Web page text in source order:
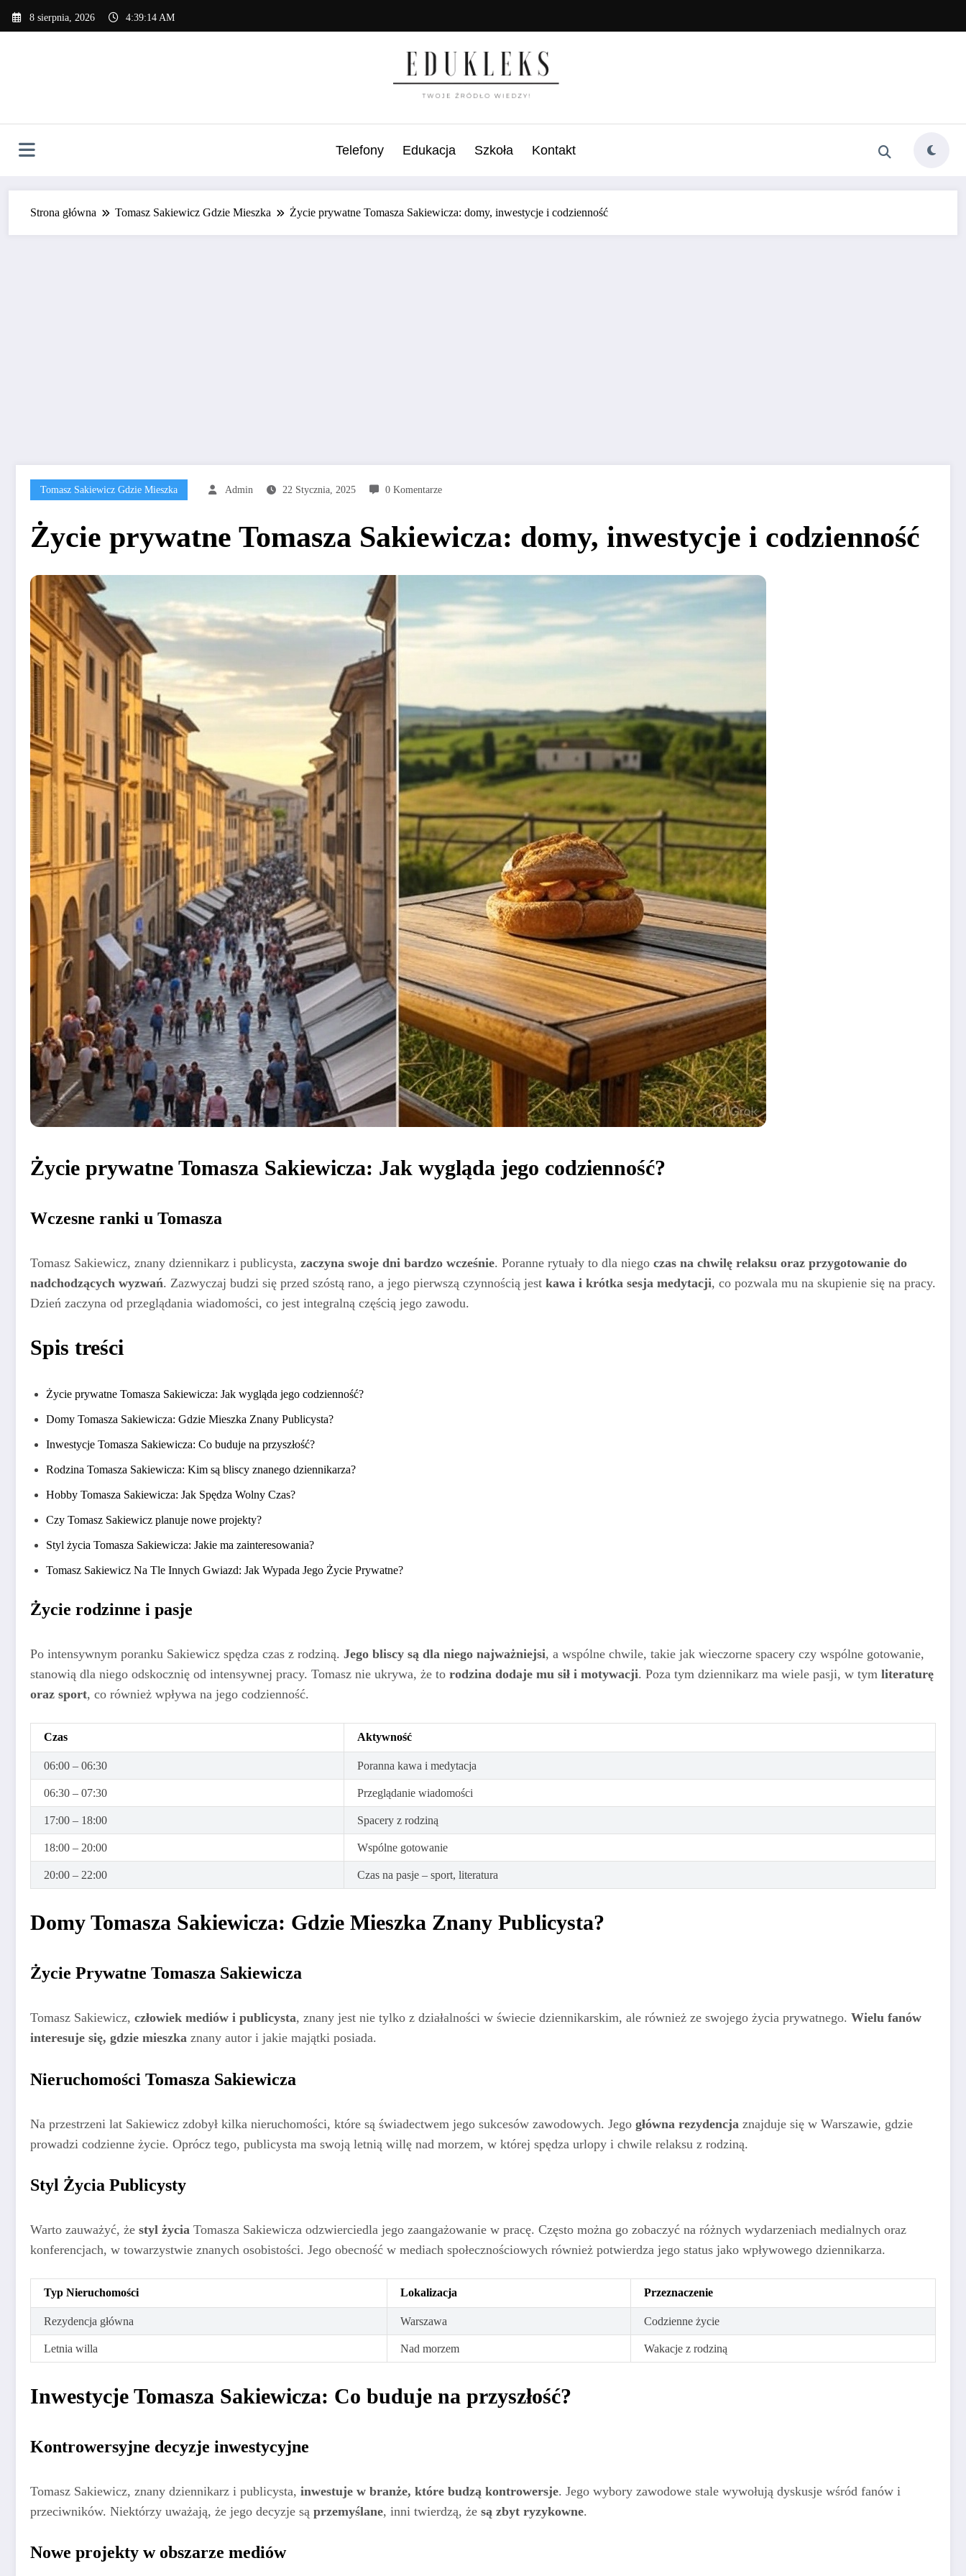
8 sierpnia, 2026 4:39:15 AM
Telefony Edukacja Szkoła Kontakt
Strona główna Tomasz Sakiewicz Gdzie Mieszka Życie prywatne Tomasza Sakiewicza: domy, inwestycje i codzienność
Tomasz Sakiewicz Gdzie Mieszka Admin 22 Stycznia, 2025 0 Komentarze
Życie prywatne Tomasza Sakiewicza: domy, inwestycje i codzienność
Życie prywatne Tomasza Sakiewicza: Jak wygląda jego codzienność?
Wczesne ranki u Tomasza
Tomasz Sakiewicz, znany dziennikarz i publicysta, zaczyna swoje dni bardzo wcześnie. Poranne rytuały to dla niego czas na chwilę relaksu oraz przygotowanie do
nadchodzących wyzwań. Zazwyczaj budzi się przed szóstą rano, a jego pierwszą czynnością jest kawa i krótka sesja medytacji, co pozwala mu na skupienie się na pracy.
Dzień zaczyna od przeglądania wiadomości, co jest integralną częścią jego zawodu.
Spis treści
Życie prywatne Tomasza Sakiewicza: Jak wygląda jego codzienność?
Domy Tomasza Sakiewicza: Gdzie Mieszka Znany Publicysta?
Inwestycje Tomasza Sakiewicza: Co buduje na przyszłość?
Rodzina Tomasza Sakiewicza: Kim są bliscy znanego dziennikarza?
Hobby Tomasza Sakiewicza: Jak Spędza Wolny Czas?
Czy Tomasz Sakiewicz planuje nowe projekty?
Styl życia Tomasza Sakiewicza: Jakie ma zainteresowania?
Tomasz Sakiewicz Na Tle Innych Gwiazd: Jak Wypada Jego Życie Prywatne?
Życie rodzinne i pasje
Po intensywnym poranku Sakiewicz spędza czas z rodziną. Jego bliscy są dla niego najważniejsi, a wspólne chwile, takie jak wieczorne spacery czy wspólne gotowanie,
stanowią dla niego odskocznię od intensywnej pracy. Tomasz nie ukrywa, że to rodzina dodaje mu sił i motywacji. Poza tym dziennikarz ma wiele pasji, w tym literaturę
oraz sport, co również wpływa na jego codzienność.
Czas Aktywność
06:00 – 06:30 Poranna kawa i medytacja
06:30 – 07:30 Przeglądanie wiadomości
17:00 – 18:00 Spacery z rodziną
18:00 – 20:00 Wspólne gotowanie
20:00 – 22:00 Czas na pasje – sport, literatura
Domy Tomasza Sakiewicza: Gdzie Mieszka Znany Publicysta?
Życie Prywatne Tomasza Sakiewicza
Tomasz Sakiewicz, człowiek mediów i publicysta, znany jest nie tylko z działalności w świecie dziennikarskim, ale również ze swojego życia prywatnego. Wielu fanów
interesuje się, gdzie mieszka znany autor i jakie majątki posiada.
Nieruchomości Tomasza Sakiewicza
Na przestrzeni lat Sakiewicz zdobył kilka nieruchomości, które są świadectwem jego sukcesów zawodowych. Jego główna rezydencja znajduje się w Warszawie, gdzie
prowadzi codzienne życie. Oprócz tego, publicysta ma swoją letnią willę nad morzem, w której spędza urlopy i chwile relaksu z rodziną.
Styl Życia Publicysty
Warto zauważyć, że styl życia Tomasza Sakiewicza odzwierciedla jego zaangażowanie w pracę. Często można go zobaczyć na różnych wydarzeniach medialnych oraz
konferencjach, w towarzystwie znanych osobistości. Jego obecność w mediach społecznościowych również potwierdza jego status jako wpływowego dziennikarza.
Typ Nieruchomości Lokalizacja Przeznaczenie
Rezydencja główna Warszawa Codzienne życie
Letnia willa Nad morzem Wakacje z rodziną
Inwestycje Tomasza Sakiewicza: Co buduje na przyszłość?
Kontrowersyjne decyzje inwestycyjne
Tomasz Sakiewicz, znany dziennikarz i publicysta, inwestuje w branże, które budzą kontrowersje. Jego wybory zawodowe stale wywołują dyskusje wśród fanów i
przeciwników. Niektórzy uważają, że jego decyzje są przemyślane, inni twierdzą, że są zbyt ryzykowne.
Nowe projekty w obszarze mediów